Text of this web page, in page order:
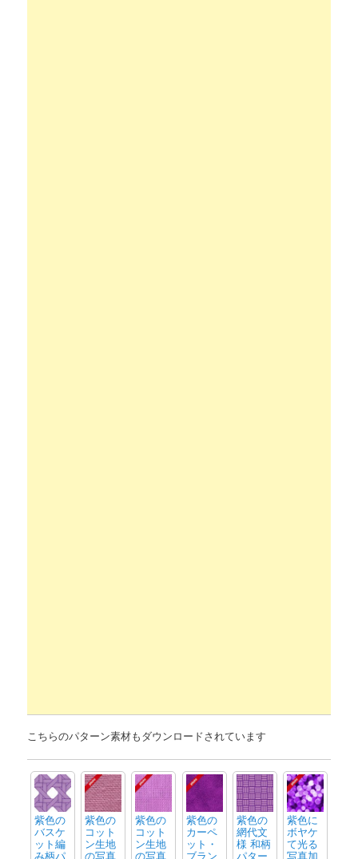
こちらのパターン素材もダウンロードされています
紫色の
バスケ
ット編
み柄パ
紫色の
コット
ン生地
の写真
紫色の
コット
ン生地
の写真
紫色の
カーペ
ット・
ブラン
紫色の
網代文
様 和柄
パター
紫色に
ボヤケ
て光る
写真加